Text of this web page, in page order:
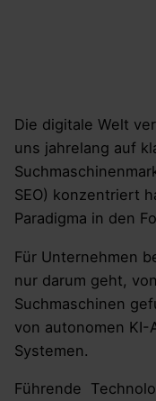
Die digitale Welt
uns jahrelang auf
SEO) konzentriert
Paradigma in den
Für Unternehmen
nur darum geht,
Suchmaschinen
von autonomen
Systemen.
Führende